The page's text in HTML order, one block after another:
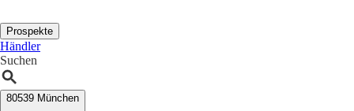
Prospekte
Händler
Suchen
80539 München